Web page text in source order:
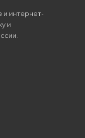
и интернет-
и